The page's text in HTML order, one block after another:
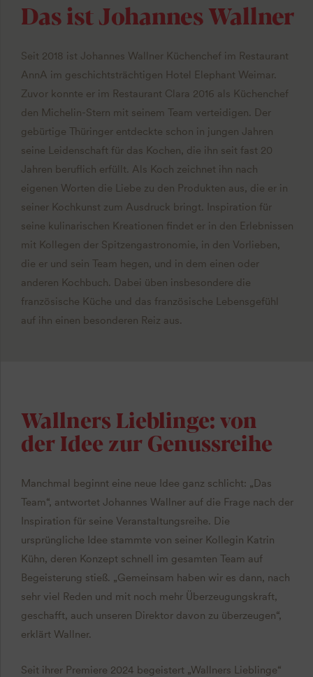
Das ist Johannes Wallner
Seit 2018 ist Johannes Wallner Küchenchef im Restaurant
AnnA im geschichtsträchtigen Hotel Elephant Weimar.
Zuvor konnte er im Restaurant Clara 2016 als Küchenchef
den Michelin-Stern mit seinem Team verteidigen. Der
gebürtige Thüringer entdeckte schon in jungen Jahren
seine Leidenschaft für das Kochen, die ihn seit fast 20
Jahren beruflich erfüllt. Als Koch zeichnet ihn nach
eigenen Worten die Liebe zu den Produkten aus, die er in
seiner Kochkunst zum Ausdruck bringt. Inspiration für
seine kulinarischen Kreationen findet er in den Erlebnissen
mit Kollegen der Spitzengastronomie, in den Vorlieben,
die er und sein Team hegen, und in dem einen oder
anderen Kochbuch. Dabei üben insbesondere die
französische Küche und das französische Lebensgefühl
auf ihn einen besonderen Reiz aus.
Wallners Lieblinge: von
der Idee zur Genussreihe
Manchmal beginnt eine neue Idee ganz schlicht: „Das
Team“, antwortet Johannes Wallner auf die Frage nach der
Inspiration für seine Veranstaltungsreihe. Die
ursprüngliche Idee stammte von seiner Kollegin Katrin
Kühn, deren Konzept schnell im gesamten Team auf
Begeisterung stieß. „Gemeinsam haben wir es dann, nach
sehr viel Reden und mit noch mehr Überzeugungskraft,
geschafft, auch unseren Direktor davon zu überzeugen“,
erklärt Wallner.
Seit ihrer Premiere 2024 begeistert „Wallners Lieblinge“